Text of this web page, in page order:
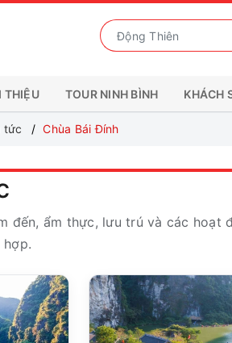
THIỆU TOUR NINH BÌNH KHÁCH
tức Chùa Bái Đính
đến, ẩm thực, lưu trú và các hoạt
hợp.